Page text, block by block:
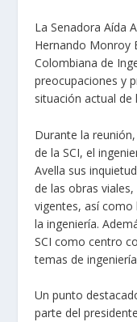
La Senadora Aída
Hernando Monroy
Colombiana de
preocupaciones y
situación actual de
Durante la
de la SCI, el
Avella sus
de las obras
vigentes, así como
la ingeniería.
SCI como centro
temas de
Un punto
parte del